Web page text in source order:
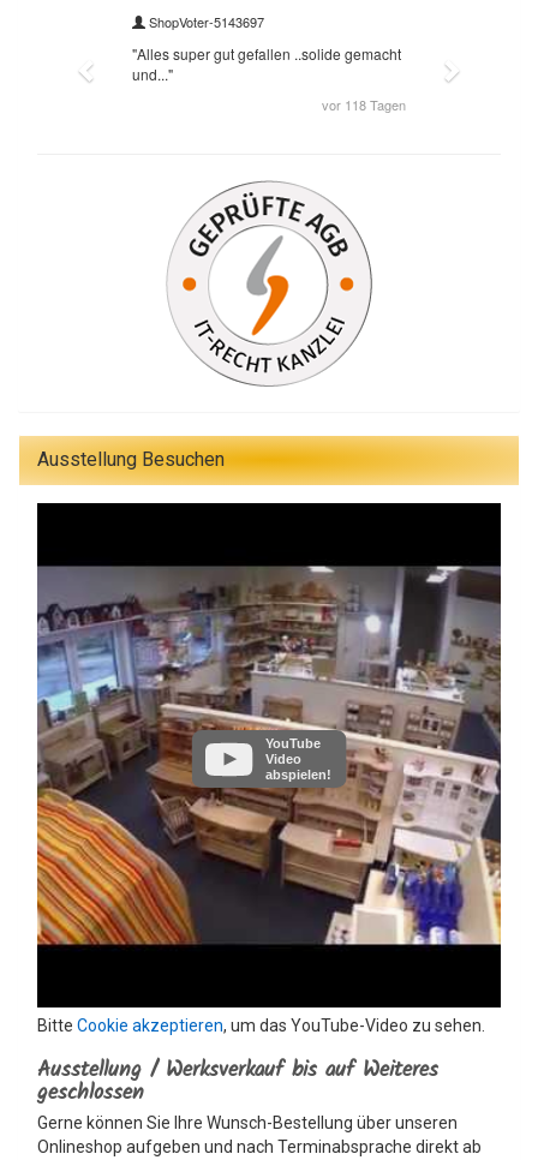
Ausstellung Besuchen
YouTube
Video
abspielen!
Bitte Cookie akzeptieren, um das YouTube-Video zu sehen.
Ausstellung / Werksverkauf bis auf Weiteres
geschlossen
Gerne können Sie Ihre Wunsch-Bestellung über unseren
Onlineshop aufgeben und nach Terminabsprache direkt ab